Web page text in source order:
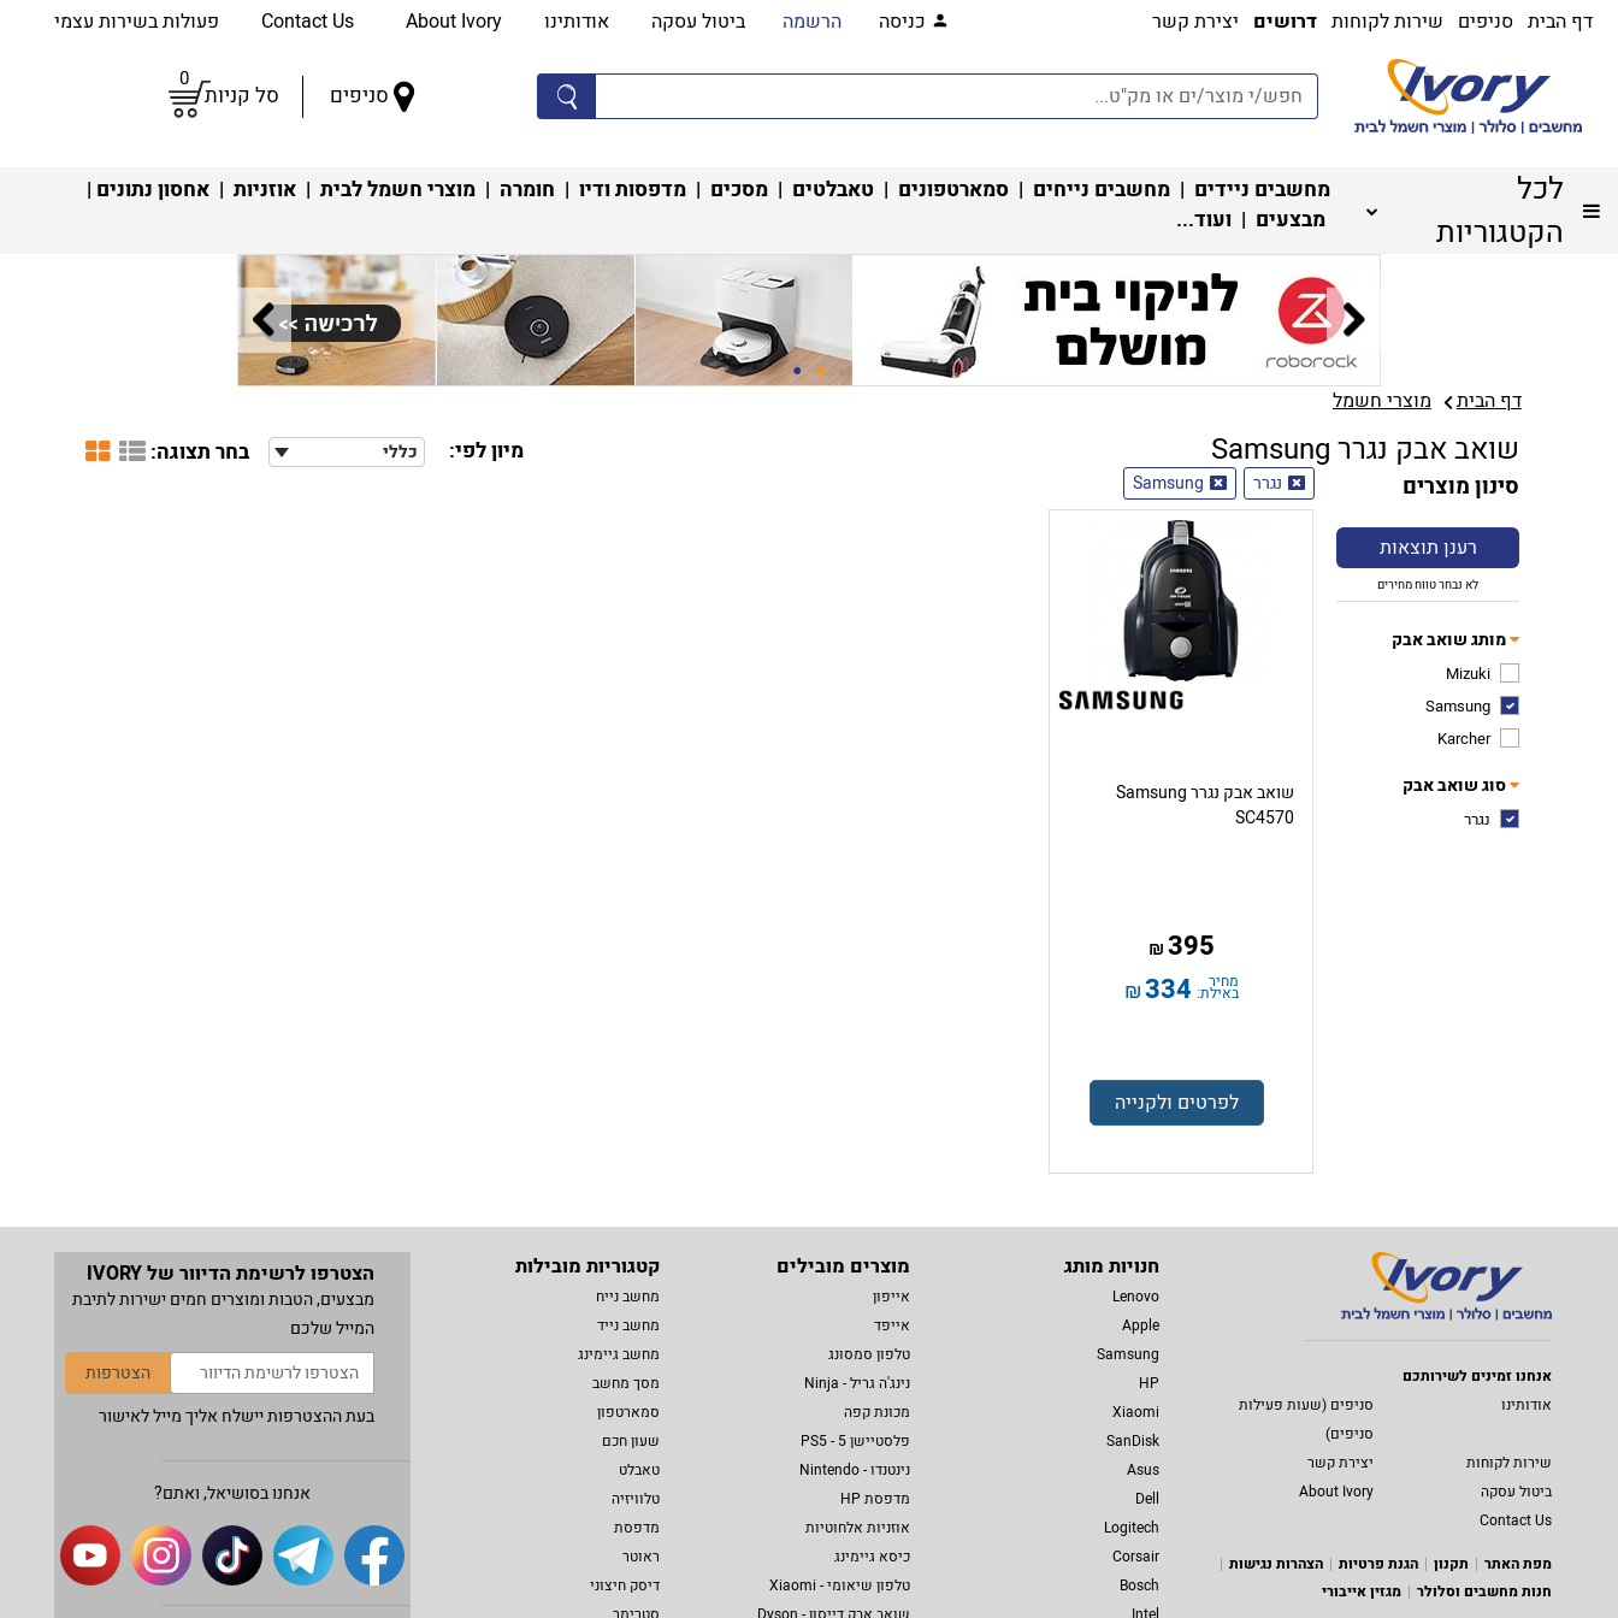
דף הבית סניפים שירות לקוחות דרושים יצירת קשר כניסה הרשמה ביטול עסקה אודותינו About Ivory פעולות בשירות עצמי
סניפים סל קניות
0
לכל
הקטגוריות
מחשבים ניידים | מחשבים נייחים | סמארטפונים | טאבלטים | מסכים | מדפסות ודיו | חומרה | מוצרי חשמל לבית | אוזניות | אחסון נתונים |
מבצעים | ועוד...
דף הבית מוצרי חשמל
שואב אבק נגרר Samsung מיון לפי: כללי בחר תצוגה:
סינון מוצרים
רענן תוצאות
לא נבחר טווח מחירים
מותג שואב אבק
Mizuki
Samsung
Karcher
סוג שואב אבק
נגרר
נגרר Samsung
שואב אבק נגרר Samsung
SC4570
395
₪
מחיר
באילת: 334
₪
לפרטים ולקנייה
אנחנו זמינים לשירותכם
אודותינו
סניפים (שעות פעילות
סניפים)
שירות לקוחות
יצירת קשר
ביטול עסקה
About Ivory
Contact Us
מפת האתר
תקנון הגנת פרטיות
הצהרות נגישות
חנות מחשבים וסלולר
מגזין אייבורי
חנויות מותג
Lenovo
Apple
Samsung
HP
Xiaomi
SanDisk
Asus
Dell
Logitech
Corsair
Bosch
מוצרים מובילים
אייפון
אייפד
טלפון סמסונג
נינג'ה גריל - Ninja
מכונת קפה
פלסטיישן 5 - PS5
נינטנדו - Nintendo
מדפסת HP
אוזניות אלחוטיות
כיסא גיימינג
טלפון שיאומי - Xiaomi
קטגוריות מובילות
מחשב נייח
מחשב נייד
מחשב גיימינג
מסך מחשב
סמארטפון
שעון חכם
טאבלט
טלוויזיה
מדפסת
ראוטר
דיסק חיצוני
הצטרפו לרשימת הדיוור של IVORY
מבצעים, הטבות ומוצרים חמים ישירות לתיבת
המייל שלכם
הצטרפות
בעת ההצטרפות יישלח אליך מייל לאישור
אנחנו בסושיאל, ואתם?